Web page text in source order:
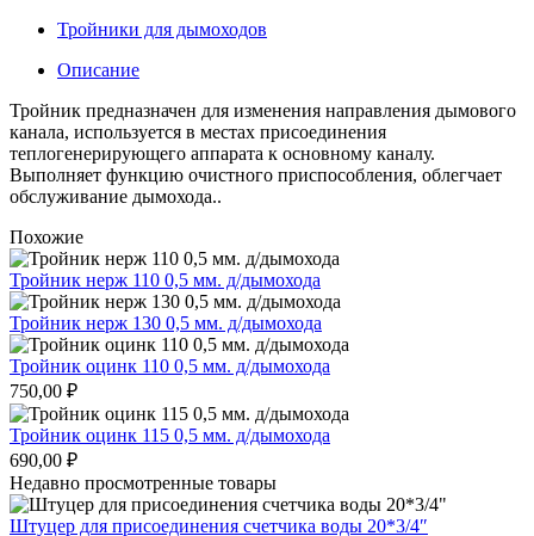
Тройники для дымоходов
Описание
Тройник предназначен для изменения направления дымового
канала, используется в местах присоединения
теплогенерирующего аппарата к основному каналу.
Выполняет функцию очистного приспособления, облегчает
обслуживание дымохода..
Похожие
Тройник нерж 110 0,5 мм. д/дымохода
Тройник нерж 130 0,5 мм. д/дымохода
Тройник оцинк 110 0,5 мм. д/дымохода
750,00 ₽
Тройник оцинк 115 0,5 мм. д/дымохода
690,00 ₽
Недавно просмотренные товары
Штуцер для присоединения счетчика воды 20*3/4″